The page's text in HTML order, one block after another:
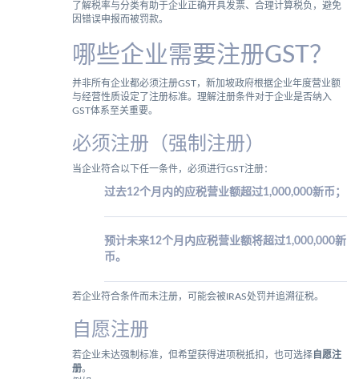
了解税率与分类有助于企业正确开具发票、合理计算税负，避免
因错误申报而被罚款。
哪些企业需要注册GST？
并非所有企业都必须注册GST，新加坡政府根据企业年度营业额
与经营性质设定了注册标准。理解注册条件对于企业是否纳入
GST体系至关重要。
必须注册（强制注册）
当企业符合以下任一条件，必须进行GST注册：
过去12个月内的应税营业额超过1,000,000新币；
预计未来12个月内应税营业额将超过1,000,000新
币。
若企业符合条件而未注册，可能会被IRAS处罚并追溯征税。
自愿注册
若企业未达强制标准，但希望获得进项税抵扣，也可选择自愿注
册。